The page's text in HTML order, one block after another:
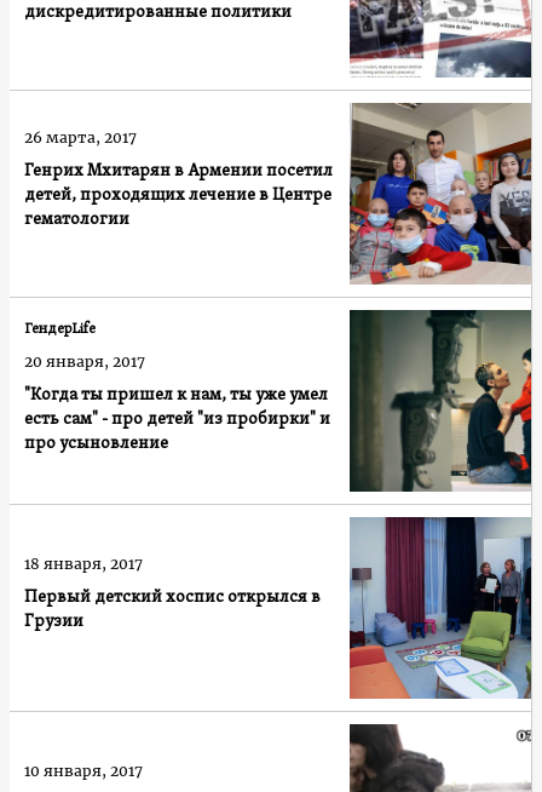
дискредитированные политики
Генрих Мхитарян в Армении посетил
детей, проходящих лечение в Центре
гематологии
26 марта, 2017
"Когда ты пришел к нам, ты уже умел
есть сам" - про детей "из пробирки" и
про усыновление
ГендерLife
20 января, 2017
Первый детский хоспис открылся в
Грузии
18 января, 2017
10 января, 2017